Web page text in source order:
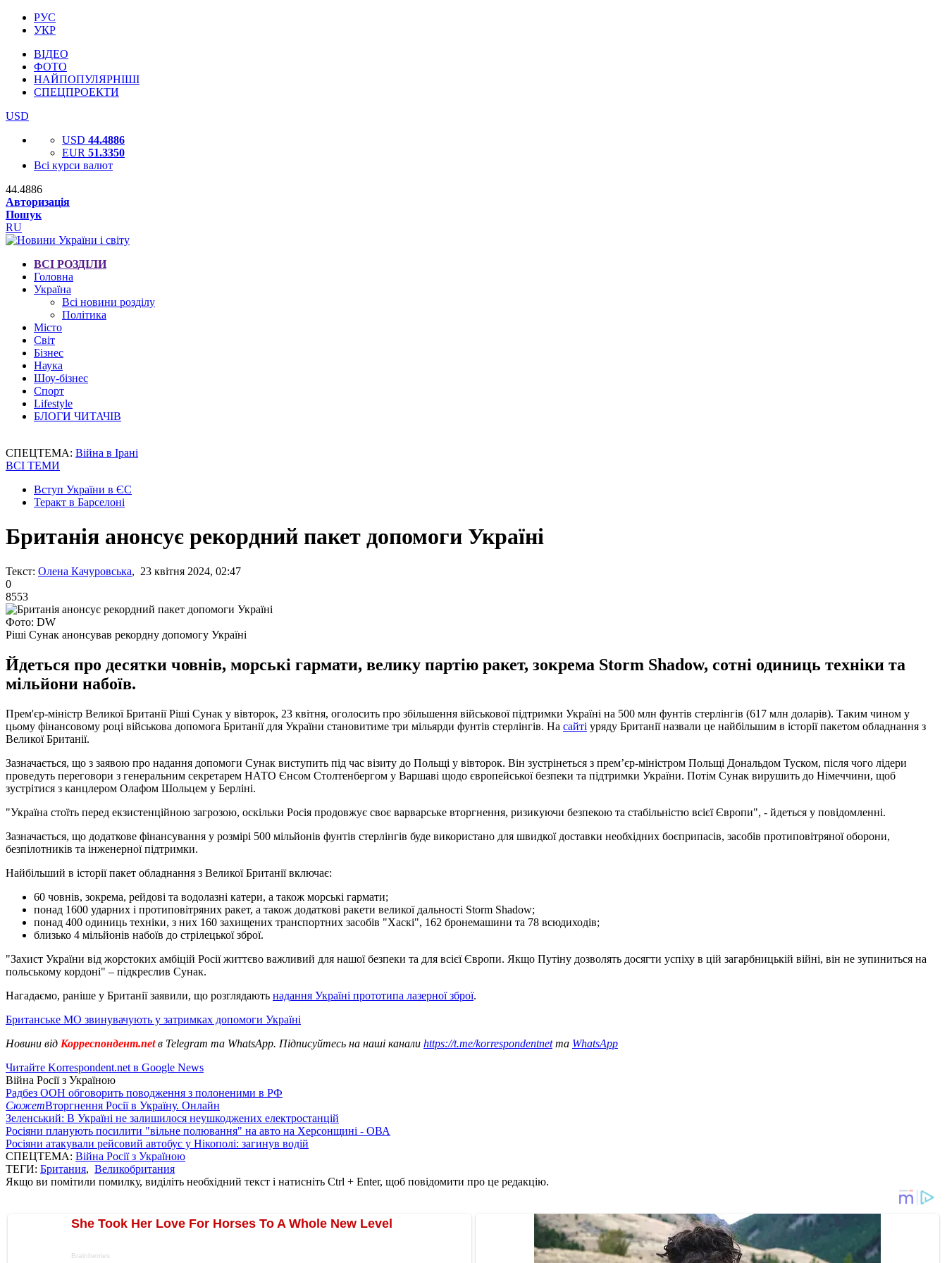
РУС
УКР
ВІДЕО
ФОТО
НАЙПОПУЛЯРНІШІ
СПЕЦПРОЕКТИ
USD
USD 44.4886
EUR 51.3350
Всі курси валют
44.4886
Авторизація
Пошук
RU
ВСІ РОЗДІЛИ
Головна
Україна
Всі новини розділу
Політика
Місто
Світ
Бізнес
Наука
Шоу-бізнес
Спорт
Lifestyle
БЛОГИ ЧИТАЧІВ
СПЕЦТЕМА: Війна в Ірані
ВСІ ТЕМИ
Вступ України в ЄС
Теракт в Барселоні
Британія анонсує рекордний пакет допомоги Україні
Текст: Олена Качуровська, 23 квітня 2024, 02:47
0
8553
Фото: DW
Ріші Сунак анонсував рекордну допомогу Україні
Йдеться про десятки човнів, морські гармати, велику партію ракет, зокрема Storm Shadow, сотні одиниць техніки та
мільйони набоїв.
Прем'єр-міністр Великої Британії Ріші Сунак у вівторок, 23 квітня, оголосить про збільшення військової підтримки Україні на 500 млн фунтів стерлінгів (617 млн доларів). Таким чином у
цьому фінансовому році військова допомога Британії для України становитиме три мільярди фунтів стерлінгів. На сайті уряду Британії назвали це найбільшим в історії пакетом обладнання з
Великої Британії.
Зазначається, що з заявою про надання допомоги Сунак виступить під час візиту до Польщі у вівторок. Він зустрінеться з прем’єр-міністром Польщі Дональдом Туском, після чого лідери
проведуть переговори з генеральним секретарем НАТО Єнсом Столтенбергом у Варшаві щодо європейської безпеки та підтримки України. Потім Сунак вирушить до Німеччини, щоб
зустрітися з канцлером Олафом Шольцем у Берліні.
"Україна стоїть перед екзистенційною загрозою, оскільки Росія продовжує своє варварське вторгнення, ризикуючи безпекою та стабільністю всієї Європи", - йдеться у повідомленні.
Зазначається, що додаткове фінансування у розмірі 500 мільйонів фунтів стерлінгів буде використано для швидкої доставки необхідних боєприпасів, засобів протиповітряної оборони,
безпілотників та інженерної підтримки.
Найбільший в історії пакет обладнання з Великої Британії включає:
60 човнів, зокрема, рейдові та водолазні катери, а також морські гармати;
понад 1600 ударних і протиповітряних ракет, а також додаткові ракети великої дальності Storm Shadow;
понад 400 одиниць техніки, з них 160 захищених транспортних засобів "Хаскі", 162 бронемашини та 78 всюдиходів;
близько 4 мільйонів набоїв до стрілецької зброї.
"Захист України від жорстоких амбіцій Росії життєво важливий для нашої безпеки та для всієї Європи. Якщо Путіну дозволять досягти успіху в цій загарбницькій війні, він не зупиниться на
польському кордоні" – підкреслив Сунак.
Нагадаємо, раніше у Британії заявили, що розглядають надання Україні прототипа лазерної зброї.
Британське МО звинувачують у затримках допомоги Україні
Новини від Корреспондент.netв Telegram та WhatsApp. Підписуйтесь на наші канали https://t.me/korrespondentnetта WhatsApp
Читайте Korrespondent.net в Google News
Війна Росії з Україною
Радбез ООН обговорить поводження з полоненими в РФ
СюжетВторгнення Росії в Україну. Онлайн
Зеленський: В Україні не залишилося неушкоджених електростанцій
Росіяни планують посилити "вільне полювання" на авто на Херсонщині - ОВА
Росіяни атакували рейсовий автобус у Нікополі: загинув водій
СПЕЦТЕМА: Війна Росії з Україною
ТЕГИ: Британия, Великобритания
Якщо ви помітили помилку, виділіть необхідний текст і натисніть Ctrl + Enter, щоб повідомити про це редакцію.